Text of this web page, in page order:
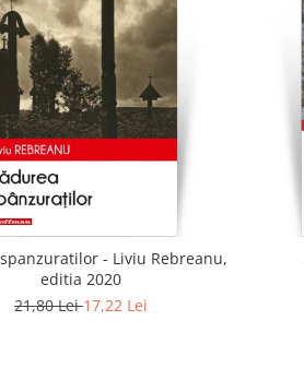
- Liviu Rebreanu,
editia 2020
21,80 Lei17,22 Lei